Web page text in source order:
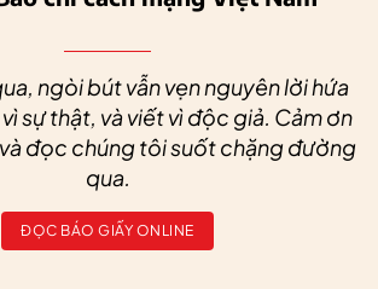
ngòi bút vẫn vẹn nguyên lời hứa
sự thật, và viết vì độc giả. Cảm ơn
đọc chúng tôi suốt chặng đường
qua.
ĐỌC BÁO GIẤY ONLINE